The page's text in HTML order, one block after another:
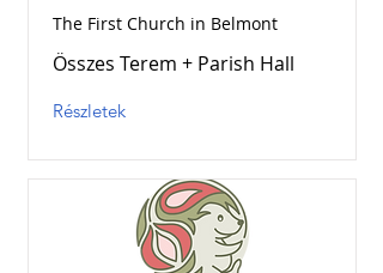
The First Church in Belmont
Összes Terem + Parish Hall
Részletek